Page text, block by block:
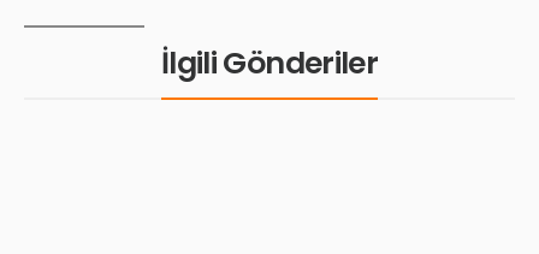
İlgili Gönderiler